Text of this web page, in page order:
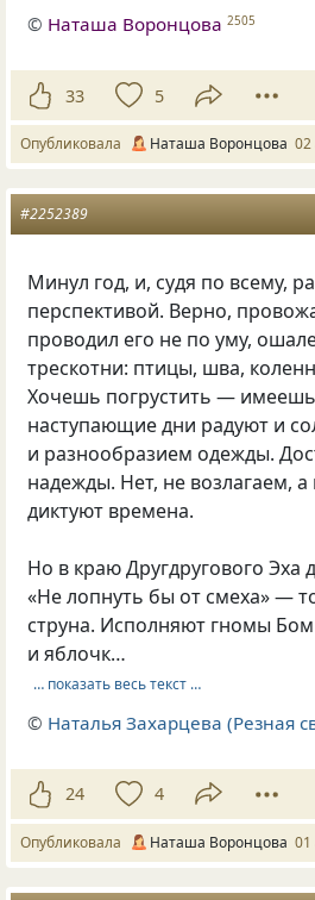
© Наташа Воронцова 2505
33 5
Опубликовала Наташа Воронцова 02
#2252389
Минул год, и, судя по всему,
перспективой. Верно,
проводил его не по уму,
трескотни: птицы, шва,
Хочешь погрустить —
наступающие дни радуют и
и разнообразием одежды.
надежды. Нет, не возлагаем, а
диктуют времена.
Но в краю Другдругового Эха
«Не лопнуть бы от смеха» —
струна. Исполняют гномы
и яблочк…
… показать весь текст …
© Наталья Захарцева (Резная
24 4
Опубликовала Наташа Воронцова 01